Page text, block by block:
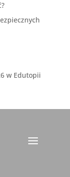
w Edutopii